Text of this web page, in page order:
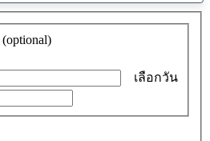
ข้อ
เสนอ
0
(optional)
เลือกวัน